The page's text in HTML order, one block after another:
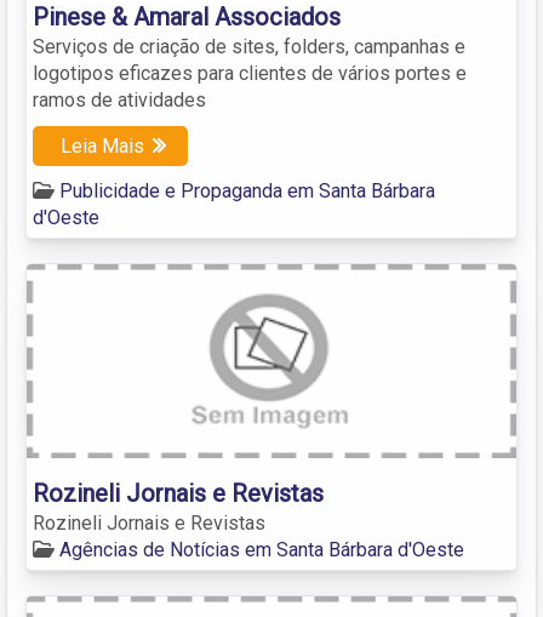
Pinese & Amaral Associados
Serviços de criação de sites, folders, campanhas e
logotipos eficazes para clientes de vários portes e
ramos de atividades
Leia Mais
Publicidade e Propaganda em Santa Bárbara
d'Oeste
Rozineli Jornais e Revistas
Rozineli Jornais e Revistas
Agências de Notícias em Santa Bárbara d'Oeste